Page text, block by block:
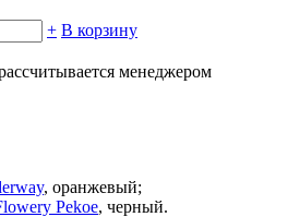
+ В корзину
менеджером
, оранжевый;
Pekoe, черный.